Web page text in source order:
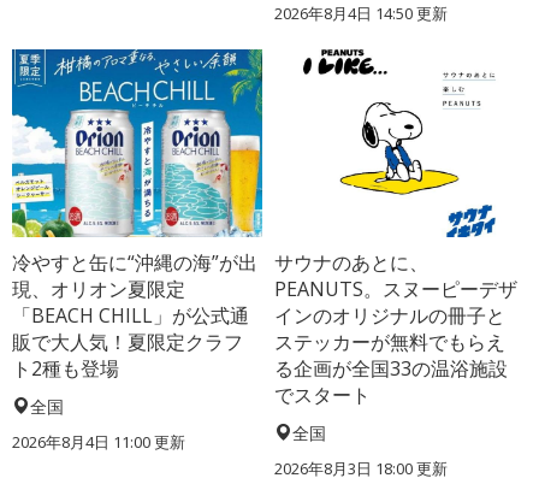
2026年8月4日 14:50更新
冷やすと缶に“沖縄の海”が出
現、オリオン夏限定
「BEACH CHILL」が公式通
販で大人気！夏限定クラフ
ト2種も登場
全国
2026年8月4日 11:00更新
サウナのあとに、
PEANUTS。スヌーピーデザ
インのオリジナルの冊子と
ステッカーが無料でもらえ
る企画が全国33の温浴施設
でスタート
全国
2026年8月3日 18:00更新